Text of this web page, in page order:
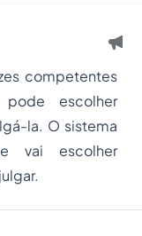
competentes
escolher
la. O sistema
vai escolher